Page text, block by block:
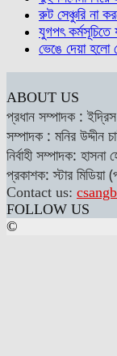
রুট সেঞ্চুরি না
যুগপৎ
ভেঙে দেয়া হলো
ABOUT US
প্রধান সম্পাদক : ইদ্রিস
সম্পাদক : মনির উদ্দীন
নির্বাহী সম্পাদক: হাসনা
প্রকাশক: স্টার মিডিয়া
Contact us:
FOLLOW US
©